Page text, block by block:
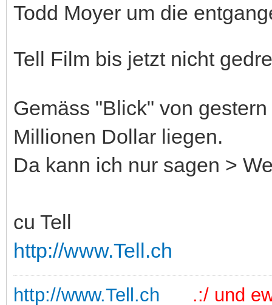
Todd Moyer um die
Tell Film bis jetzt nicht
Gemäss "Blick" von
Millionen Dollar liegen.
Da kann ich nur sagen >
cu Tell
http://www.Tell.ch
http://www.Tell.ch
.:/ und